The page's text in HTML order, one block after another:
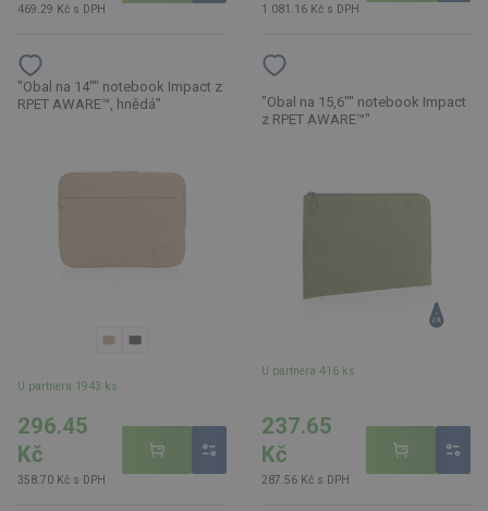
469.29 Kč s DPH 1 081.16 Kč s DPH
"Obal na 14"" notebook Impact z
RPET AWARE™, hnědá"
U partnera 1943 ks
296.45
Kč
358.70 Kč s DPH
"Obal na 15,6"" notebook Impact
z RPET AWARE™"
U partnera 416 ks
237.65
Kč
287.56 Kč s DPH